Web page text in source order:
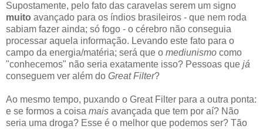
Supostamente, pelo fato das caravelas serem um signo
muito avançado para os índios brasileiros - que nem roda
sabiam fazer ainda; só fogo - o cérebro não conseguia
processar aquela informação. Levando este fato para o
campo da energia/matéria; será que o mediunismo como
"conhecemos" não seria exatamente isso? Pessoas que já
conseguem ver além do Great Filter?
Ao mesmo tempo, puxando o Great Filter para a outra ponta:
e se formos a coisa mais avançada que tem por aí? Não
seria uma droga? Esse é o melhor que podemos ser? Tão